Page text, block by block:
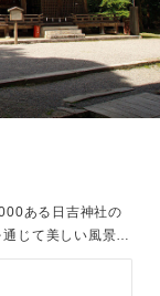
ある日吉神社の
じて美しい風景を
の桜、初夏の新緑
本宮で行われま